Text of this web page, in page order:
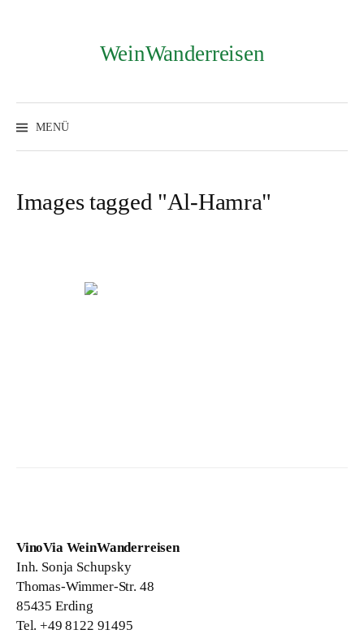
WeinWanderreisen
MENÜ
Images tagged "Al-Hamra"
VinoVia WeinWanderreisen
Inh. Sonja Schupsky
Thomas-Wimmer-Str. 48
85435 Erding
Tel. +49 8122 91495